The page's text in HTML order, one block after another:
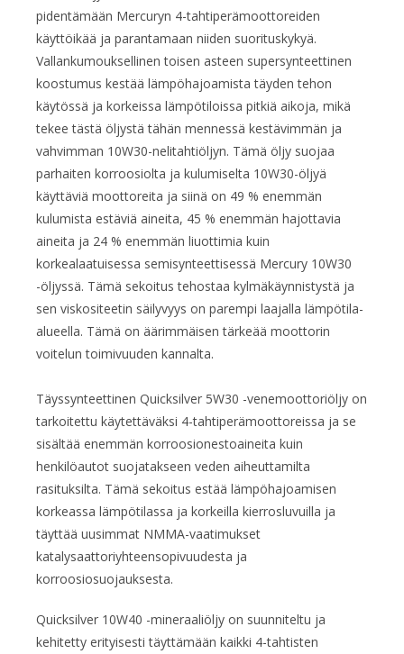
pidentämään Mercuryn 4-tahtiperämoottoreiden
käyttöikää ja parantamaan niiden suorituskykyä.
Vallankumouksellinen toisen asteen supersynteettinen
koostumus kestää lämpöhajoamista täyden tehon
käytössä ja korkeissa lämpötiloissa pitkiä aikoja, mikä
tekee tästä öljystä tähän mennessä kestävimmän ja
vahvimman 10W30-nelitahtiöljyn. Tämä öljy suojaa
parhaiten korroosiolta ja kulumiselta 10W30-öljyä
käyttäviä moottoreita ja siinä on 49 % enemmän
kulumista estäviä aineita, 45 % enemmän hajottavia
aineita ja 24 % enemmän liuottimia kuin
korkealaatuisessa semisynteettisessä Mercury 10W30
-öljyssä. Tämä sekoitus tehostaa kylmäkäynnistystä ja
sen viskositeetin säilyvyys on parempi laajalla lämpötila-
alueella. Tämä on äärimmäisen tärkeää moottorin
voitelun toimivuuden kannalta.
Täyssynteettinen Quicksilver 5W30 -venemoottoriöljy on
tarkoitettu käytettäväksi 4-tahtiperämoottoreissa ja se
sisältää enemmän korroosionestoaineita kuin
henkilöautot suojatakseen veden aiheuttamilta
rasituksilta. Tämä sekoitus estää lämpöhajoamisen
korkeassa lämpötilassa ja korkeilla kierrosluvuilla ja
täyttää uusimmat NMMA-vaatimukset
katalysaattoriyhteensopivuudesta ja
korroosiosuojauksesta.
Quicksilver 10W40 -mineraaliöljy on suunniteltu ja
kehitetty erityisesti täyttämään kaikki 4-tahtisten